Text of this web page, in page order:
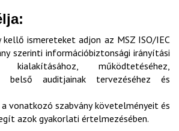
kellő ismereteket adjon az MSZ ISO/IEC
szerinti információbiztonsági irányítási
működtetéséhez,
belső auditjainak tervezéséhez és
vonatkozó szabvány követelményeit és
azok gyakorlati értelmezésében.